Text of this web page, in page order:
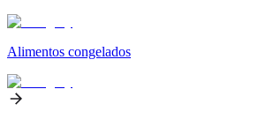
Alimentos congelados